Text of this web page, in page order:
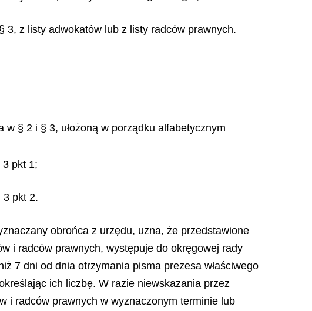
z listy adwokatów lub z listy radców prawnych.
§ 2 i § 3, ułożoną w porządku alfabetycznym
pkt 1;
3 pkt 2.
obrońca z urzędu, uzna, że przedstawione
i radców prawnych, występuje do okręgowej rady
7 dni od dnia otrzymania pisma prezesa właściwego
ich liczbę. W razie niewskazania przez
i radców prawnych w wyznaczonym terminie lub